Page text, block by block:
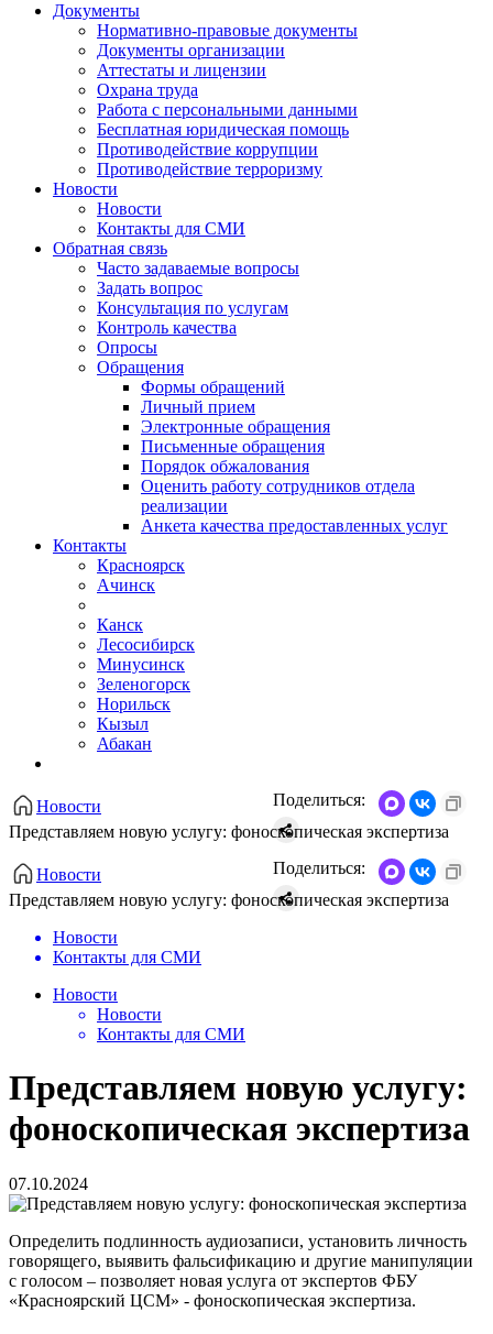
Документы
Нормативно-правовые документы
Документы организации
Аттестаты и лицензии
Охрана труда
Работа с персональными данными
Бесплатная юридическая помощь
Противодействие коррупции
Противодействие терроризму
Новости
Новости
Контакты для СМИ
Обратная связь
Часто задаваемые вопросы
Задать вопрос
Консультация по услугам
Контроль качества
Опросы
Обращения
Формы обращений
Личный прием
Электронные обращения
Письменные обращения
Порядок обжалования
Оценить работу сотрудников отдела
реализации
Анкета качества предоставленных услуг
Контакты
Красноярск
Ачинск
Канск
Лесосибирск
Минусинск
Зеленогорск
Норильск
Кызыл
Абакан
Новости
Представляем новую услугу: фоноскопическая экспертиза
Поделиться:
Новости
Представляем новую услугу: фоноскопическая экспертиза
Поделиться:
Новости
Контакты для СМИ
Новости
Новости
Контакты для СМИ
Представляем новую услугу:
фоноскопическая экспертиза
07.10.2024
Определить подлинность аудиозаписи, установить личность
говорящего, выявить фальсификацию и другие манипуляции
с голосом – позволяет новая услуга от экспертов ФБУ
«Красноярский ЦСМ» - фоноскопическая экспертиза.